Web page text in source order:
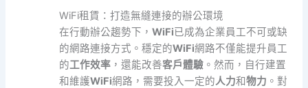
WiFi租賃：打造無縫連接的辦公環境
在行動辦公趨勢下，WiFi已成為企業員工不可或缺
的網路連接方式。穩定的WiFi網路不僅能提升員工
的工作效率 ，還能改善客戶體驗 。然而，自行建置
和維護WiFi網路，需要投入一定的人力和物力 。對